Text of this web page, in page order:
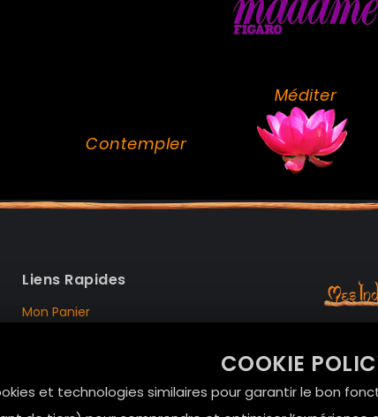
COOKIE
et technologies similaires pour garantir le bon
Méditer
Contempler
Liens Rapides
Mon Panier
Le